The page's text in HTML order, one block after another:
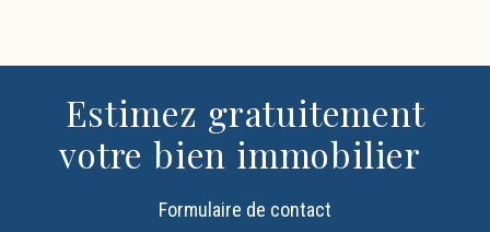
Estimez gratuitement
votre bien immobilier
Formulaire de contact